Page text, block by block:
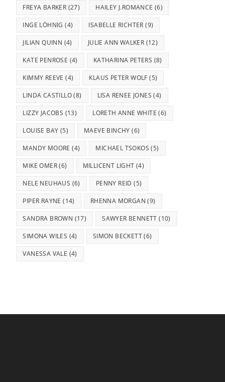
FREYA BARKER (27) HAILEY J.ROMANCE (6)
INGE LÖHNIG (4) ISABELLE RICHTER (9)
JILIAN QUINN (4) JULIE ANN WALKER (12)
KATE PENROSE (4) KATHARINA PETERS (8)
KIMMY REEVE (4) KLAUS PETER WOLF (5)
LINDA CASTILLO(8) LISA RENEE JONES (4)
LIZZY JACOBS (13) LORETH ANNE WHITE (6)
LOUISE BAY (5) MAEVE BINCHY (6)
MANDY MOORE (4) MICHAEL TSOKOS (5)
MIKE OMER(6) MILLICENT LIGHT (4)
NELE NEUHAUS (6) PENNY REID (5)
PIPER RAYNE (14) RHENNA MORGAN (9)
SANDRA BROWN (17) SAWYER BENNETT (10)
SIMONA WILES (4) SIMON BECKETT(6)
VANESSA VALE (4)